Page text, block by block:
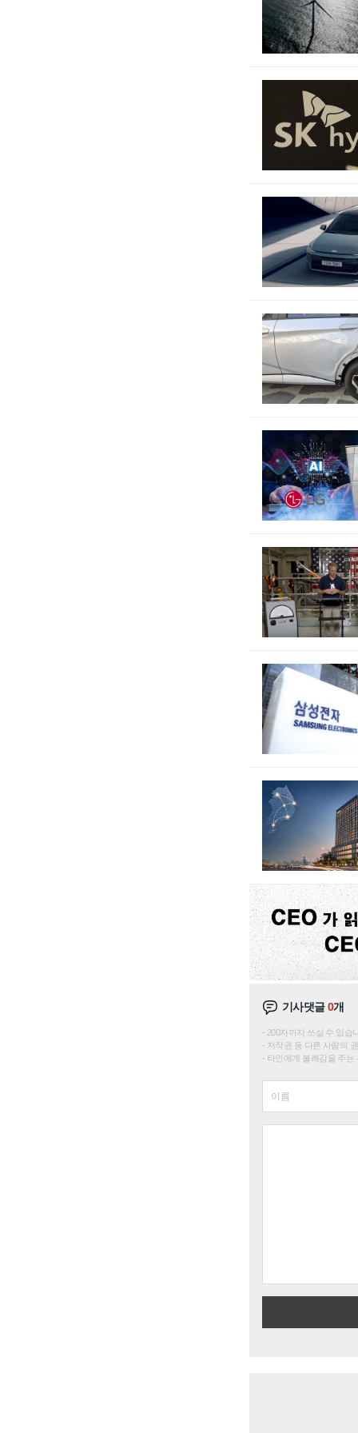
기사댓글0개
200자까지 쓰실 수 있습
저작권 등 다른 사람의
타인에게 불쾌감을 주는